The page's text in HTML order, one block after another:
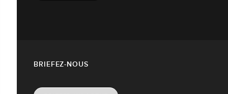
BRIEFEZ-NOUS